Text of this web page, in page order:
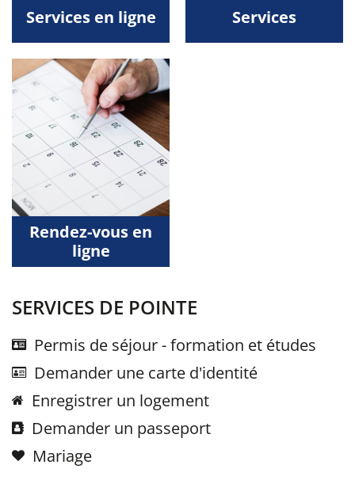
Services en ligne Services
Rendez-vous en
ligne
SERVICES DE POINTE
Permis de séjour - formation et études
Demander une carte d'identité
Enregistrer un logement
Demander un passeport
Mariage